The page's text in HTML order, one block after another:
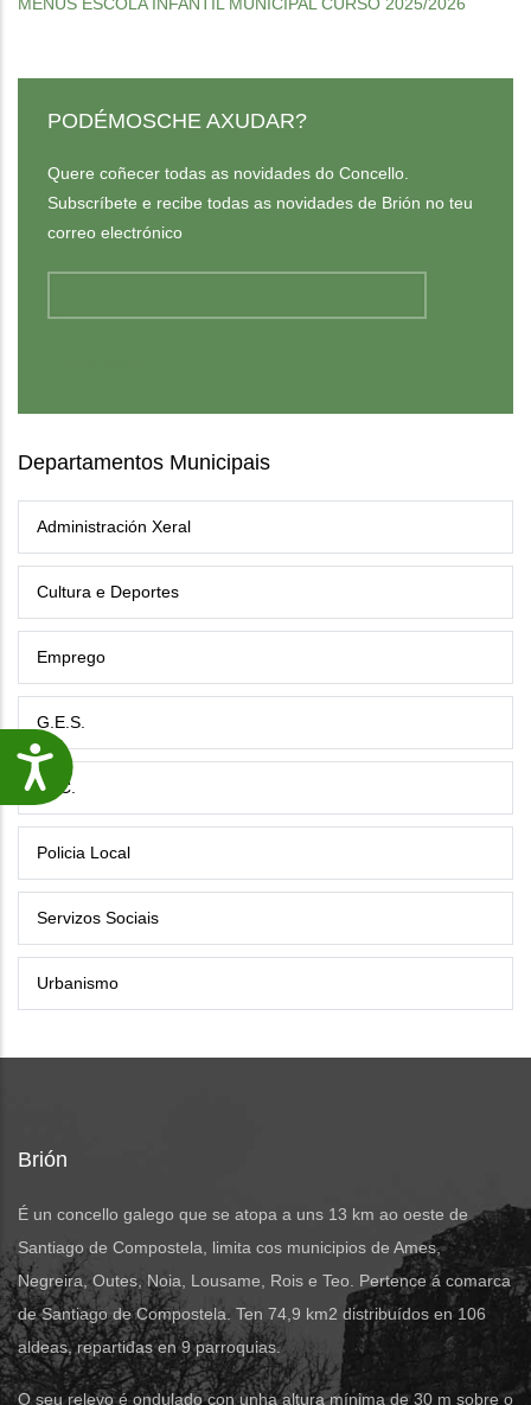
Accesibilidade
PODÉMOSCHE AXUDAR?
Quere coñecer todas as novidades do Concello.
Subscríbete e recibe todas as novidades de Brión no teu
correo electrónico
Departamentos Municipais
Administración Xeral
Cultura e Deportes
Emprego
G.E.S.
P.I.C.
Policia Local
Servizos Sociais
Urbanismo
Brión
É un concello galego que se atopa a uns 13 km ao oeste de
Santiago de Compostela, limita cos municipios de Ames,
Negreira, Outes, Noia, Lousame, Rois e Teo. Pertence á comarca
de Santiago de Compostela. Ten 74,9 km2 distribuídos en 106
aldeas, repartidas en 9 parroquias.
O seu relevo é ondulado con unha altura mínima de 30 m sobre o